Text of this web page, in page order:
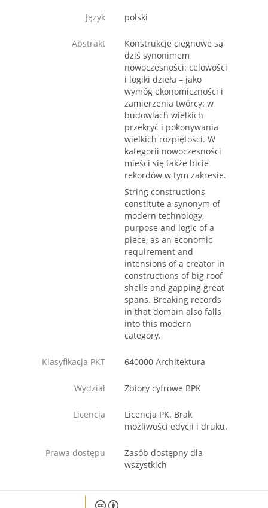
Język polski
Abstrakt
Konstrukcje cięgnowe są
dziś synonimem
nowoczesności: celowości
i logiki dzieła – jako
wymóg ekonomiczności i
zamierzenia twórcy: w
budowlach wielkich
przekryć i pokonywania
wielkich rozpiętości. W
kategorii nowoczesności
mieści się także bicie
rekordów w tym zakresie.
String constructions
constitute a synonym of
modern technology,
purpose and logic of a
piece, as an economic
requirement and
intensions of a creator in
constructions of big roof
shells and gapping great
spans. Breaking records
in that domain also falls
into this modern
category.
Klasyfikacja PKT 640000 Architektura
Wydział Zbiory cyfrowe BPK
Licencja
Licencja PK. Brak
możliwości edycji i druku.
Prawa dostępu
Zasób dostępny dla
wszystkich